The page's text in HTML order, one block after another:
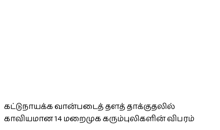
கட்டுநாயக்க வான்படைத் தளத் தாக்குதலில்
காவியமான 14 மறைமுக கரும்புலிகளின் விபரம்